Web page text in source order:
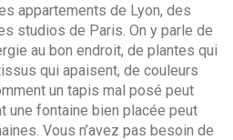
appartements de Lyon, des
studios de Paris. On y parle de
au bon endroit, de plantes qui
qui apaisent, de couleurs
un tapis mal posé peut
une fontaine bien placée peut
Vous n’avez pas besoin de